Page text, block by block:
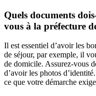
Quels documents
vous à la préfecture
Il est essentiel d’avoir les
de séjour, par exemple, il
de domicile. Assurez-vous
d’avoir les photos
ce que votre démarche